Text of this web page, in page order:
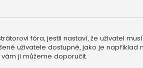
fóra, jestli nastaví, že uživatel
uživatele dostupné, jako je
ji můžeme doporučit.